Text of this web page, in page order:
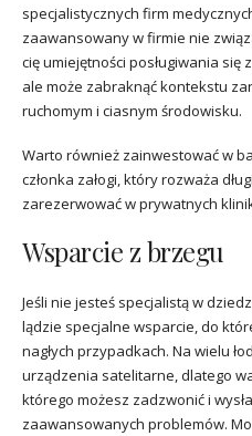
specjalistycznych firm
zaawansowany w firmie nie
cię umiejętności posługiwania
ale może zabraknąć kontekstu
ruchomym i ciasnym środowisku.
Warto również zainwestować w
członka załogi, który rozważa
zarezerwować w prywatnych
Wsparcie z brzegu
Jeśli nie jesteś specjalistą w
lądzie specjalne wsparcie, do
nagłych przypadkach. Na wielu
urządzenia satelitarne, dlatego
którego możesz zadzwonić i
zaawansowanych problemów.